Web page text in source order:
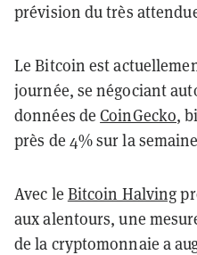
prévision du très
Le Bitcoin est
journée, se négociant
données deCoinGecko,
près de 4% sur la
Avec le Bitcoin Halving
aux alentours, une
de la cryptomonnaie a